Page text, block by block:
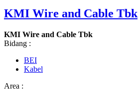
KMI Wire and Cable Tbk
KMI Wire and Cable Tbk
Bidang :
BEI
Kabel
Area :